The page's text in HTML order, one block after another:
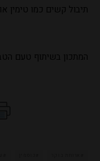
תיבול קשים כמו טימין
המתכון בשיתוף טעם